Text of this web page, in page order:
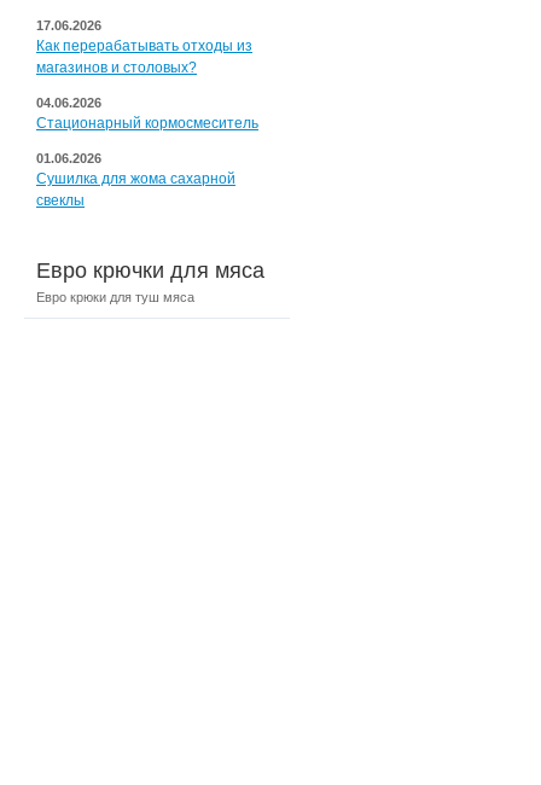
17.06.2026
Как перерабатывать отходы из
магазинов и столовых?
04.06.2026
Стационарный кормосмеситель
01.06.2026
Сушилка для жома сахарной
свеклы
Евро крючки для мяса
Евро крюки для туш мяса